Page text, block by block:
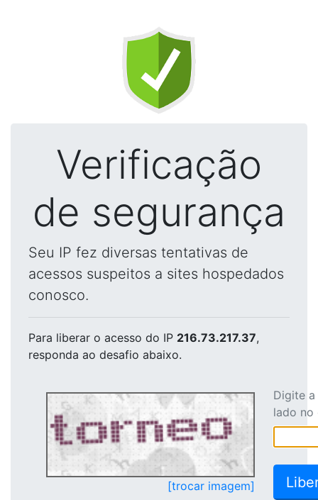
Verificação
de segurança
Seu IP fez diversas tentativas de
acessos suspeitos a sites hospedados
conosco.
Para liberar o acesso do IP 216.73.217.37,
responda ao desafio abaixo.
[trocar imagem]
Digite
lado no